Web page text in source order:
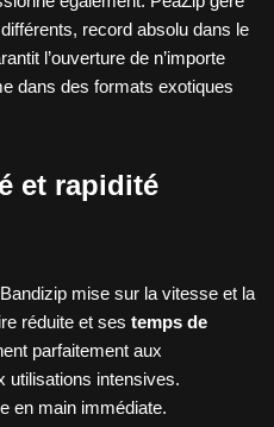
record absolu dans le
l’ouverture de n’importe
dans des formats exotiques
et rapidité
mise sur la vitesse et la
réduite et ses temps de
parfaitement aux
utilisations intensives.
en main immédiate.